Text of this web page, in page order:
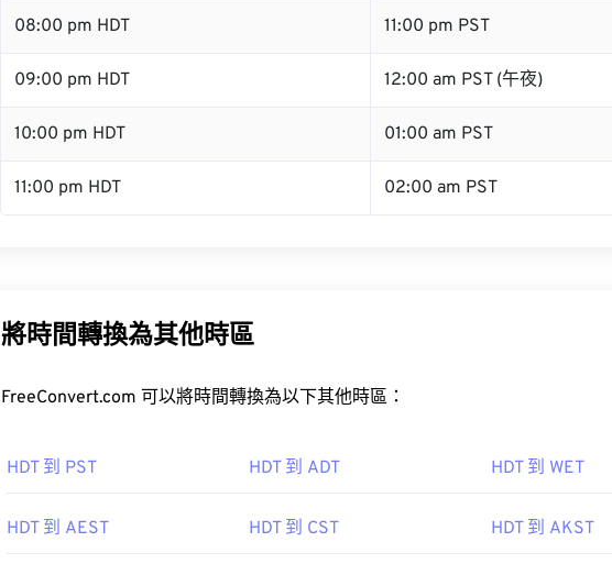
08:00 pm HDT 11:00 pm PST
09:00 pm HDT 12:00 am PST (午夜)
10:00 pm HDT 01:00 am PST
11:00 pm HDT 02:00 am PST
將時間轉換為其他時區
FreeConvert.com 可以將時間轉換為以下其他時區：
HDT 到 PST HDT 到 ADT HDT 到 WET
HDT 到 AEST HDT 到 CST HDT 到 AKST